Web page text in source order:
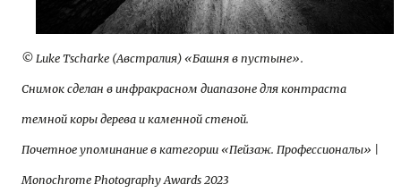
© Luke Tscharke (Австралия) «Башня в пустыне».
Снимок сделан в инфракрасном диапазоне для контраста
темной коры дерева и каменной стеной.
Почетное упоминание в категории «Пейзаж. Профессионалы» |
Monochrome Photography Awards 2023